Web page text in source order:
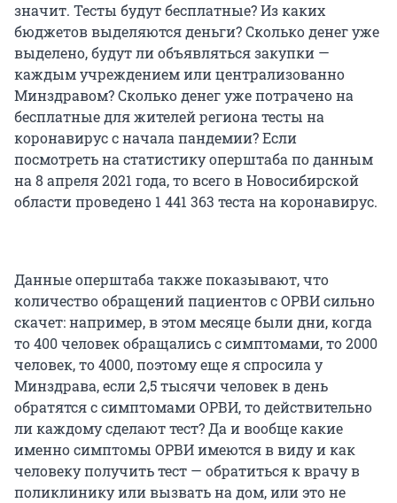
значит. Тесты будут бесплатные? Из каких
бюджетов выделяются деньги? Сколько денег уже
выделено, будут ли объявляться закупки —
каждым учреждением или централизованно
Минздравом? Сколько денег уже потрачено на
бесплатные для жителей региона тесты на
коронавирус с начала пандемии? Если
посмотреть на статистику оперштаба по данным
на 8 апреля 2021 года, то всего в Новосибирской
области проведено 1 441 363 теста на коронавирус.
Данные оперштаба также показывают, что
количество обращений пациентов с ОРВИ сильно
скачет: например, в этом месяце были дни, когда
то 400 человек обращались с симптомами, то 2000
человек, то 4000, поэтому еще я спросила у
Минздрава, если 2,5 тысячи человек в день
обратятся с симптомами ОРВИ, то действительно
ли каждому сделают тест? Да и вообще какие
именно симптомы ОРВИ имеются в виду и как
человеку получить тест — обратиться к врачу в
поликлинику или вызвать на дом, или это не